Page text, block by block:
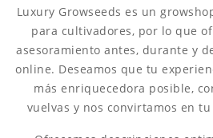
Luxury Growseeds es un
para cultivadores, por lo que
asesoramiento antes, durante y
online. Deseamos que tu
más enriquecedora posible,
vuelvas y nos convirtamos en